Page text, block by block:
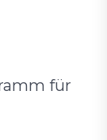
für